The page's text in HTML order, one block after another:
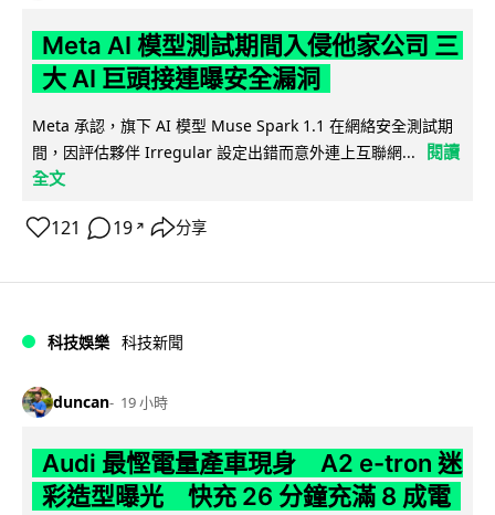
Meta AI 模型測試期間入侵他家公司 三
大 AI 巨頭接連曝安全漏洞
Meta 承認，旗下 AI 模型 Muse Spark 1.1 在網絡安全測試期
間，因評估夥伴 Irregular 設定出錯而意外連上互聯網...
閱讀
全文
121 19 ↗ 分享
科技娛樂 科技新聞
duncan 19 小時
Audi 最慳電量產車現身 A2 e-tron 迷
彩造型曝光 快充 26 分鐘充滿 8 成電